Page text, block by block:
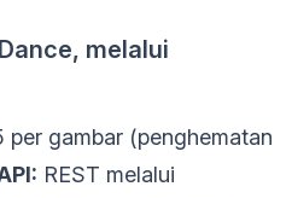
melalui
gambar (penghematan
REST melalui